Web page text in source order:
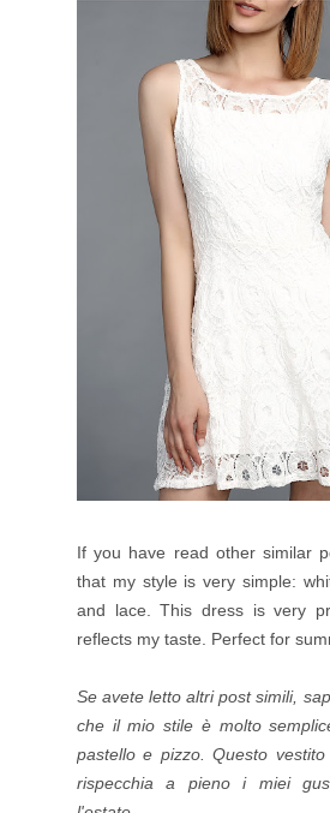
If you have read other similar
that my style is very simple:
and lace. This dress is very
reflects my taste. Perfect for
Se avete letto altri post simili,
che il mio stile è molto
pastello e pizzo. Questo
rispecchia a pieno i miei